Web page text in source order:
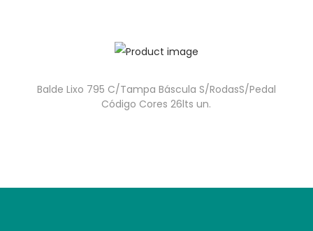
Balde Lixo 795 C/Tampa Báscula S/RodasS/Pedal
Código Cores 26lts un.